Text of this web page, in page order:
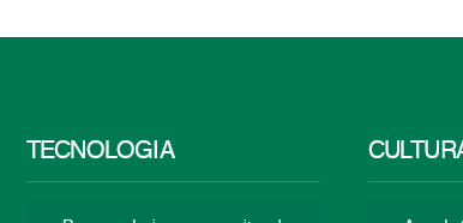
TECNOLOGÍA